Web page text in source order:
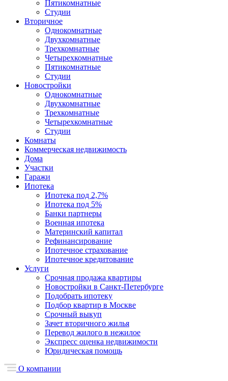
Пятикомнатные
Студии
Вторичное
Однокомнатные
Двухкомнатные
Трехкомнатные
Четырехкомнатные
Пятикомнатные
Студии
Новостройки
Однокомнатные
Двухкомнатные
Трехкомнатные
Четырехкомнатные
Студии
Комнаты
Коммерческая недвижимость
Дома
Участки
Гаражи
Ипотека
Ипотека под 2,7%
Ипотека под 5%
Банки партнеры
Военная ипотека
Материнский капитал
Рефинансирование
Ипотечное страхование
Ипотечное кредитование
Услуги
Срочная продажа квартиры
Новостройки в Санкт-Петербурге
Подобрать ипотеку
Подбор квартир в Москве
Срочный выкуп
Зачет вторичного жилья
Перевод жилого в нежилое
Экспресс оценка недвижимости
Юридическая помощь
О компании